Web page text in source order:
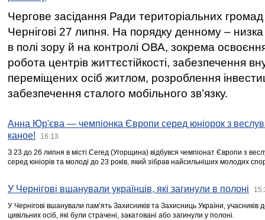
Чергове засідання Ради територіальних громад
Чернігові 27 липня. На порядку денному –
в полі зору й на контролі ОВА, зокрема освоєння
робота центрів життєстійкості, забезпечення
переміщених осіб житлом, розроблення
забезпечення сталого мобільного зв’язку.
Анна Юр'єва — чемпіонка Європи серед юніорок з
каное!
16:13
З 23 до 26 липня в місті Сегед (Угорщина) відбувся чемпіонат Європи з
серед юніорів та молоді до 23 років, який зібрав найсильніших молодих
У Чернігові вшанували українців, які загинули в полоні
У Чернігові вшанували пам’ять Захисників та Захисниць України,
цивільних осіб, які були страчені, закатовані або загинули у полоні.